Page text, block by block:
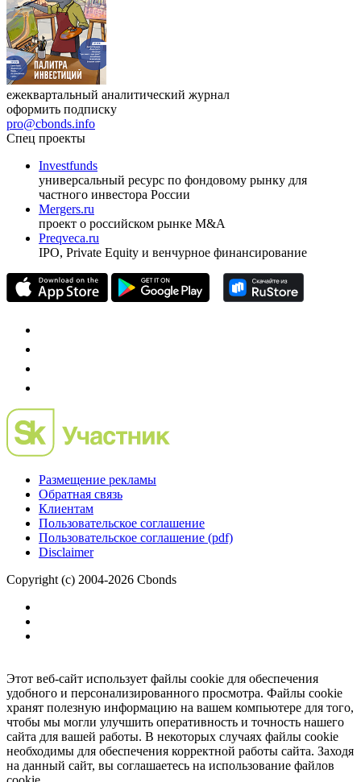
оформить подписку
pro@cbonds.info
Спец проекты
Investfunds
универсальный ресурс по фондовому рынку для
частного инвестора России
проект о российском рынке M&A
Preqveca.ru
Размещение рекламы
Обратная связь
Пользовательское соглашение
Copyright (c) 2004-2026 Cbonds
Этот веб-сайт использует файлы cookie для обеспечения
удобного и персонализированного просмотра. Файлы cookie
хранят полезную информацию на вашем компьютере для того,
чтобы мы могли улучшить оперативность и точность нашего